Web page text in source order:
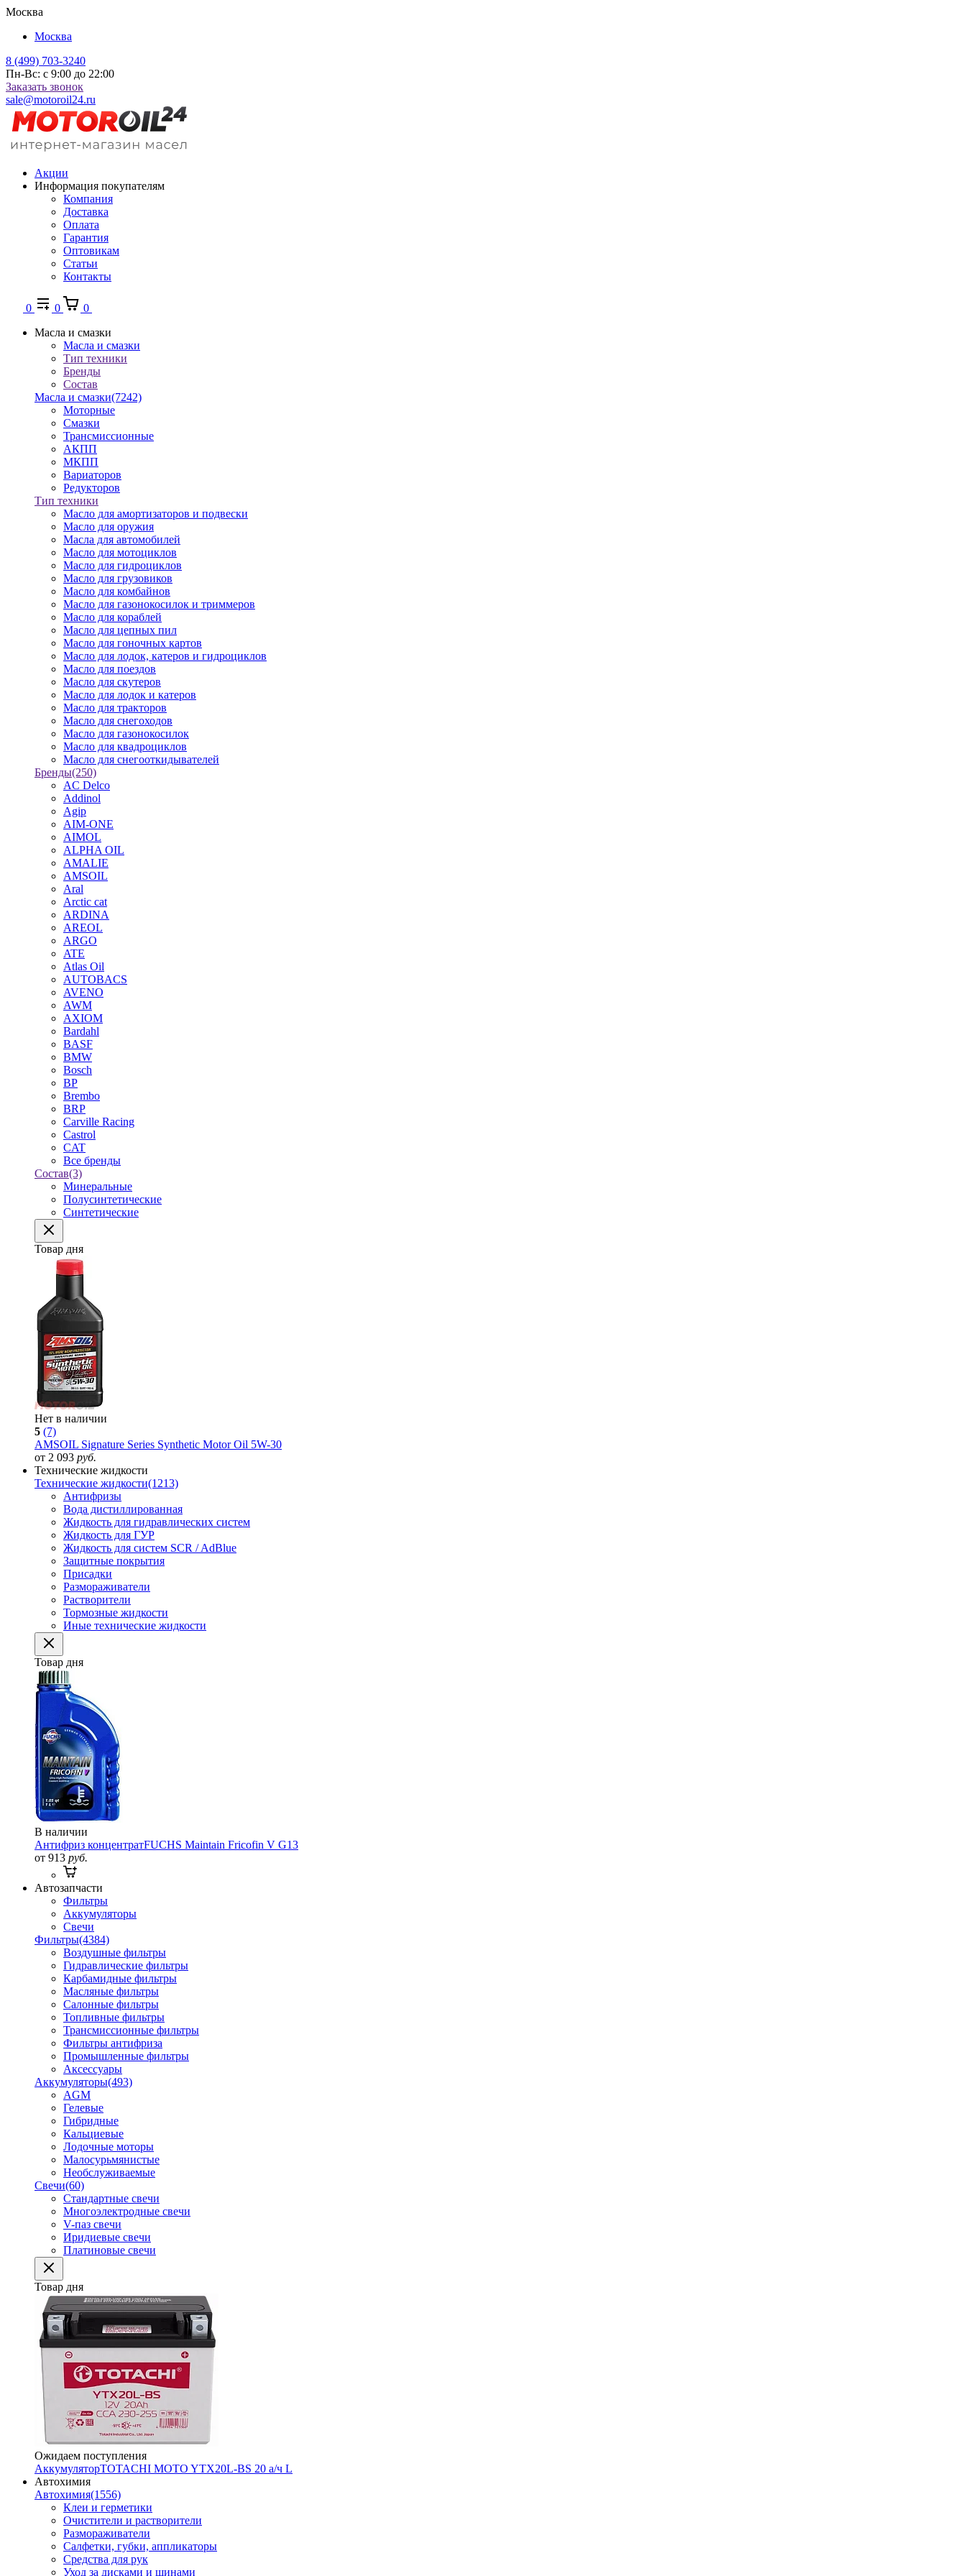
Москва
Москва
8 (499) 703-3240
Пн-Вс: с 9:00 до 22:00
Заказать звонок
sale@motoroil24.ru
Акции
Информация покупателям
Компания
Доставка
Оплата
Гарантия
Оптовикам
Статьи
Контакты
0 0
0
Масла и смазки
Масла и смазки
Тип техники
Бренды
Состав
Масла и смазки(7242)
Моторные
Смазки
Трансмиссионные
АКПП
МКПП
Вариаторов
Редукторов
Тип техники
Масло для амортизаторов и подвески
Масло для оружия
Масла для автомобилей
Масло для мотоциклов
Масло для гидроциклов
Масло для грузовиков
Масло для комбайнов
Масло для газонокосилок и триммеров
Масло для кораблей
Масло для цепных пил
Масло для гоночных картов
Масло для лодок, катеров и гидроциклов
Масло для поездов
Масло для скутеров
Масло для лодок и катеров
Масло для тракторов
Масло для снегоходов
Масло для газонокосилок
Масло для квадроциклов
Масло для снегооткидывателей
Бренды(250)
AC Delco
Addinol
Agip
AIM-ONE
AIMOL
ALPHA OIL
AMALIE
AMSOIL
Aral
Arctic cat
ARDINA
AREOL
ARGO
ATE
Atlas Oil
AUTOBACS
AVENO
AWM
AXIOM
Bardahl
BASF
BMW
Bosch
BP
Brembo
BRP
Carville Racing
Castrol
CAT
Все бренды
Состав(3)
Минеральные
Полусинтетические
Синтетические
Товар дня
Нет в наличии
5 (7)
AMSOIL Signature Series Synthetic Motor Oil 5W-30
от 2 093 руб.
Технические жидкости
Технические жидкости(1213)
Антифризы
Вода дистиллированная
Жидкость для гидравлических систем
Жидкость для ГУР
Жидкость для систем SCR / AdBlue
Защитные покрытия
Присадки
Размораживатели
Растворители
Тормозные жидкости
Иные технические жидкости
Товар дня
В наличии
Антифриз концентратFUCHS Maintain Fricofin V G13
от 913 руб.
Автозапчасти
Фильтры
Аккумуляторы
Свечи
Фильтры(4384)
Воздушные фильтры
Гидравлические фильтры
Карбамидные фильтры
Масляные фильтры
Салонные фильтры
Топливные фильтры
Трансмиссионные фильтры
Фильтры антифриза
Промышленные фильтры
Аксессуары
Аккумуляторы(493)
AGM
Гелевые
Гибридные
Кальциевые
Лодочные моторы
Малосурьмянистые
Необслуживаемые
Свечи(60)
Стандартные свечи
Многоэлектродные свечи
V-паз свечи
Иридиевые свечи
Платиновые свечи
Товар дня
Ожидаем поступления
АккумуляторTOTACHI MOTO YTX20L-BS 20 а/ч L
Автохимия
Автохимия(1556)
Клеи и герметики
Очистители и растворители
Размораживатели
Салфетки, губки, аппликаторы
Средства для рук
Уход за дисками и шинами